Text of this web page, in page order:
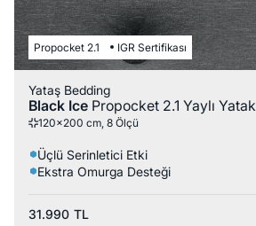
Propocket 2.1 IGR Sertifikası
Yataş Bedding
Black Ice Propocket 2.1 Yaylı Yatak
120x200 cm, 8 Ölçü
Üçlü Serinletici Etki
Ekstra Omurga Desteği
31.990 TL